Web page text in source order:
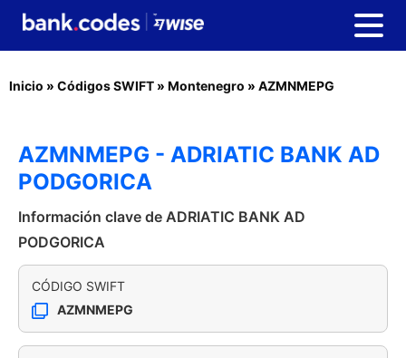
Inicio » Códigos SWIFT » Montenegro » AZMNMEPG
AZMNMEPG - ADRIATIC BANK AD
PODGORICA
Información clave de ADRIATIC BANK AD
PODGORICA
CÓDIGO SWIFT
AZMNMEPG